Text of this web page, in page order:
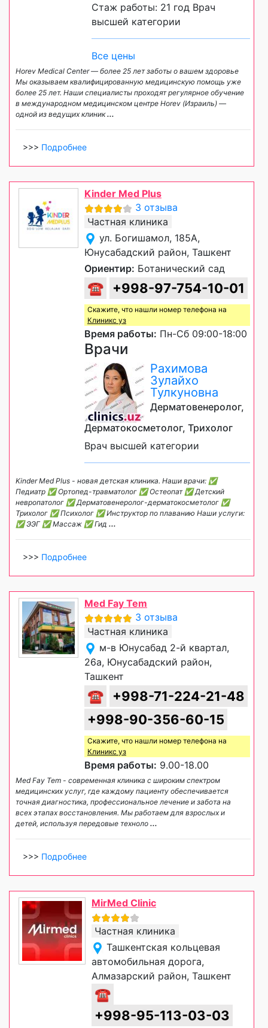
Стаж работы: 21 год Врач
высшей категории
Все цены
Horev Medical Center — более 25 лет заботы о вашем здоровье
Мы оказываем квалифицированную медицинскую помощь уже
более 25 лет. Наши специалисты проходят регулярное обучение
в международном медицинском центре Horev (Израиль) —
одной из ведущих клиник...
>>> Подробнее
Kinder Med Plus
3 отзыва
Частная клиника
ул. Богишамол, 185А,
Юнусабадский район, Ташкент
Ориентир: Ботанический сад
☎ +998-97-754-10-01
Скажите, что нашли номер телефона на
Клиникс уз
Время работы: Пн-Сб 09:00-18:00
Врачи
Рахимова
Зулайхо
Тулкуновна
Дерматовенеролог,
Дерматокосметолог, Трихолог
Врач высшей категории
Kinder Med Plus - новая детская клиника. Наши врачи: ✅
Педиатр ✅ Ортопед-травматолог ✅ Остеопат ✅ Детский
невропатолог ✅ Дерматовенеролог-дерматокосметолог ✅
Трихолог ✅ Психолог ✅ Инструктор по плаванию Наши услуги:
✅ ЭЭГ ✅ Массаж ✅ Гид ...
>>> Подробнее
Med Fay Tem
3 отзыва
Частная клиника
м-в Юнусабад 2-й квартал,
26а, Юнусабадский район,
Ташкент
☎
+998-71-224-21-48
+998-90-356-60-15
Скажите, что нашли номер телефона на
Клиникс уз
Время работы: 9.00-18.00
Med Fay Tem - современная клиника с широким спектром
медицинских услуг, где каждому пациенту обеспечивается
точная диагностика, профессиональное лечение и забота на
всех этапах восстановления. Мы работаем для взрослых и
детей, используя передовые техноло ...
>>> Подробнее
MirMed Clinic
Частная клиника
Ташкентская кольцевая
автомобильная дорога,
Алмазарский район, Ташкент
☎
+998-95-113-03-03